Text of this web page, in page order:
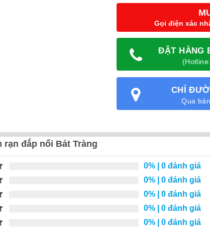
Gọi điện xác
ĐẶT HÀNG
CHỈ
Qua
đắp nổi Bát Tràng
0% | 0 đánh giá
0% | 0 đánh giá
0% | 0 đánh giá
0% | 0 đánh giá
0% | 0 đánh giá